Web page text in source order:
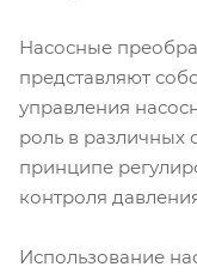
Насосные
представляют
управления
роль в различных
принципе
контроля
Использование